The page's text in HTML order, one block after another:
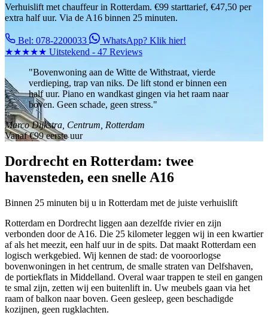
Verhuislift met chauffeur in Rotterdam. €99 starttarief, €47,50 per
extra half uur. Via de A16 binnen 25 minuten.
Bel: 078-2200033
WhatsApp? Klik hier!
★★★★★ Uitstekend - 47 Reviews
"Bovenwoning aan de Witte de Withstraat, vierde
verdieping, trap van niks. De lift stond er binnen een
half uur. Piano en wandkast gingen via het raam naar
boven. Geen schade, geen stress."
Marco Dijkstra, Centrum, Rotterdam
Vanaf €99 eerste uur
Dordrecht en Rotterdam: twee
havensteden, een snelle A16
Binnen 25 minuten bij u in Rotterdam met de juiste verhuislift
Rotterdam en Dordrecht liggen aan dezelfde rivier en zijn
verbonden door de A16. Die 25 kilometer leggen wij in een kwartier
af als het meezit, een half uur in de spits. Dat maakt Rotterdam een
logisch werkgebied. Wij kennen de stad: de vooroorlogse
bovenwoningen in het centrum, de smalle straten van Delfshaven,
de portiekflats in Middelland. Overal waar trappen te steil en gangen
te smal zijn, zetten wij een buitenlift in. Uw meubels gaan via het
raam of balkon naar boven. Geen gesleep, geen beschadigde
kozijnen, geen rugklachten.